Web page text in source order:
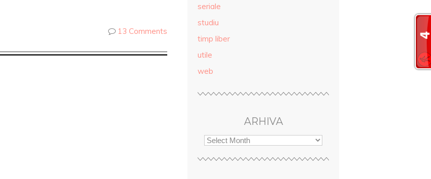
13 Comments
seriale
studiu
timp liber
utile
web
ARHIVA